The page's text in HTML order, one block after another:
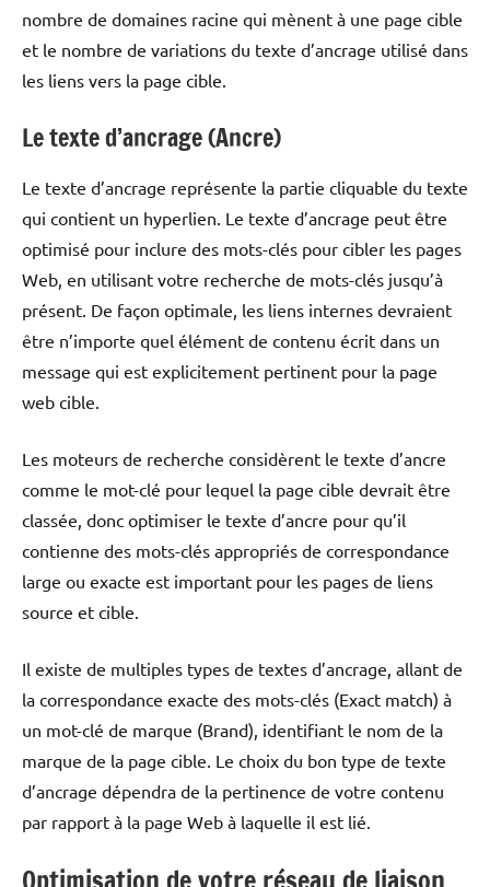
nombre de domaines racine qui mènent à une page cible
et le nombre de variations du texte d’ancrage utilisé dans
les liens vers la page cible.
Le texte d’ancrage (Ancre)
Le texte d’ancrage représente la partie cliquable du texte
qui contient un hyperlien. Le texte d’ancrage peut être
optimisé pour inclure des mots-clés pour cibler les pages
Web, en utilisant votre recherche de mots-clés jusqu’à
présent. De façon optimale, les liens internes devraient
être n’importe quel élément de contenu écrit dans un
message qui est explicitement pertinent pour la page
web cible.
Les moteurs de recherche considèrent le texte d’ancre
comme le mot-clé pour lequel la page cible devrait être
classée, donc optimiser le texte d’ancre pour qu’il
contienne des mots-clés appropriés de correspondance
large ou exacte est important pour les pages de liens
source et cible.
Il existe de multiples types de textes d’ancrage, allant de
la correspondance exacte des mots-clés (Exact match) à
un mot-clé de marque (Brand), identifiant le nom de la
marque de la page cible. Le choix du bon type de texte
d’ancrage dépendra de la pertinence de votre contenu
par rapport à la page Web à laquelle il est lié.